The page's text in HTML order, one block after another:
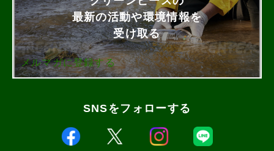
最新の活動や環境情報を
受け取る
メルマガに登録する
SNSをフォローする